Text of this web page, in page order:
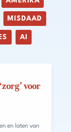
MISDAAD
AI
voor
en laten van